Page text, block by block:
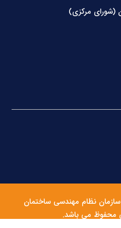
(شورای مرکزی)
سازمان نظام مهندسی ساختمان
محفوظ می باشد.